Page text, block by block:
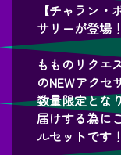
【チャラン
サリーが登場！
もものリクエ
のNEWアクセ
数量限定とな
届けする為に
ルセットです！